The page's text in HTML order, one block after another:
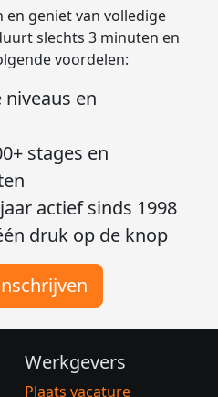
geniet van volledige
slechts 3 minuten en
voordelen:
niveaus en
stages en
actief sinds 1998
druk op de knop
Werkgevers
Plaats vacature